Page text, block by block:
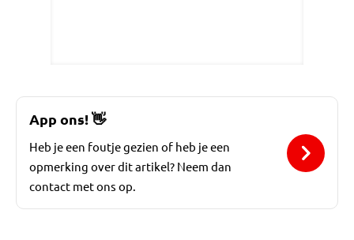
App ons!👋
Heb je een foutje gezien of heb je een
opmerking over dit artikel? Neem dan
contact met ons op.